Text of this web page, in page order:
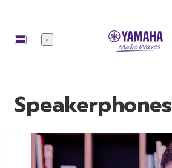
เมนู
Speakerphones